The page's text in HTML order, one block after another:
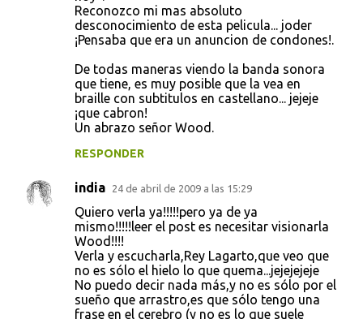
Reconozco mi mas absoluto
desconocimiento de esta pelicula... joder
¡Pensaba que era un anuncion de condones!.
De todas maneras viendo la banda sonora
que tiene, es muy posible que la vea en
braille con subtitulos en castellano... jejeje
¡que cabron!
Un abrazo señor Wood.
RESPONDER
india 24 de abril de 2009 a las 15:29
Quiero verla ya!!!!!pero ya de ya
mismo!!!!!leer el post es necesitar visionarla
Wood!!!!
Verla y escucharla,Rey Lagarto,que veo que
no es sólo el hielo lo que quema...jejejejeje
No puedo decir nada más,y no es sólo por el
sueño que arrastro,es que sólo tengo una
frase en el cerebro (y no es lo que suele